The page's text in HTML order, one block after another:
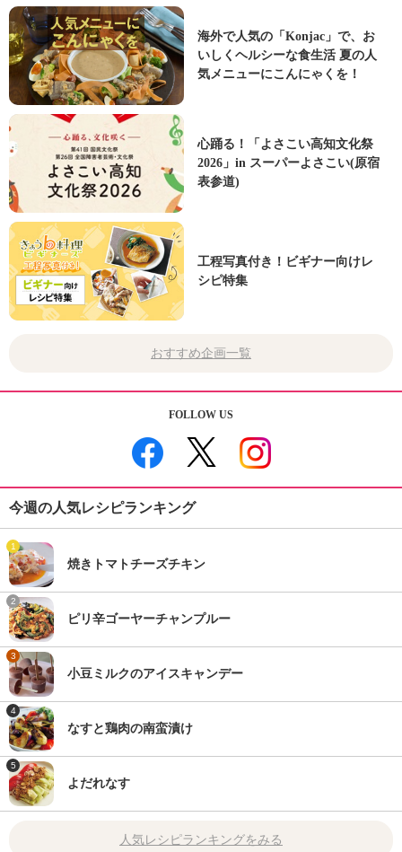
海外で人気の「Konjac」で、お
いしくヘルシーな食生活 夏の人
気メニューにこんにゃくを！
心踊る！「よさこい高知文化祭
2026」in スーパーよさこい(原宿
表参道)
工程写真付き！ビギナー向けレ
シピ特集
おすすめ企画一覧
FOLLOW US
今週の人気レシピランキング
1
焼きトマトチーズチキン
2
ピリ辛ゴーヤーチャンプルー
3
小豆ミルクのアイスキャンデー
4
なすと鶏肉の南蛮漬け
5
よだれなす
人気レシピランキングをみる